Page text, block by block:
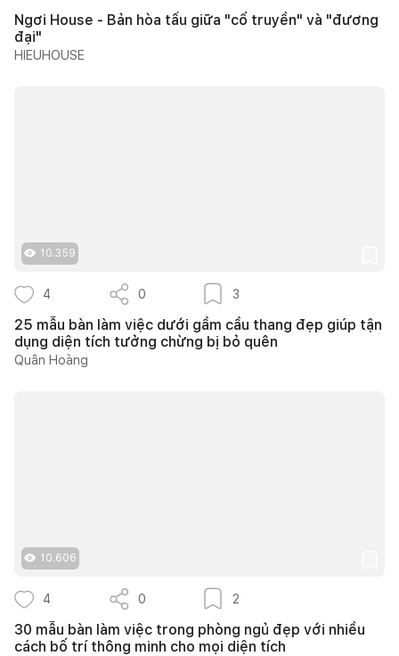
Ngơi House - Bản hòa tấu giữa "cổ truyền" và "đương
đại"
HIEUHOUSE
10.359
4 0 3
25 mẫu bàn làm việc dưới gầm cầu thang đẹp giúp tận
dụng diện tích tưởng chừng bị bỏ quên
Quân Hoàng
10.606
4 0 2
30 mẫu bàn làm việc trong phòng ngủ đẹp với nhiều
cách bố trí thông minh cho mọi diện tích